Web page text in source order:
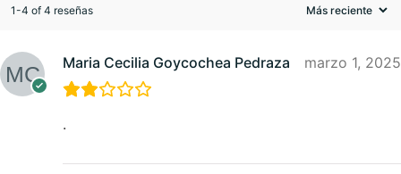
1-4 of 4 reseñas
Maria Cecilia Goycochea Pedraza marzo 1, 2025
.